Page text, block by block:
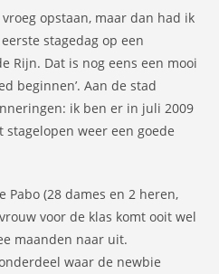
opstaan, maar dan had ik
stagedag op een
Rijn. Dat is nog eens een mooi
beginnen’. Aan de stad
ik ben er in juli 2009
weer een goede
Pabo (28 dames en 2 heren,
voor de klas komt ooit wel
maanden naar uit.
waar de newbie